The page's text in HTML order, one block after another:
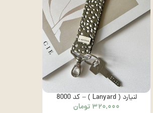
لنیارد ( Lanyard ) – کد 8000
۳۲۰,۰۰۰ تومان